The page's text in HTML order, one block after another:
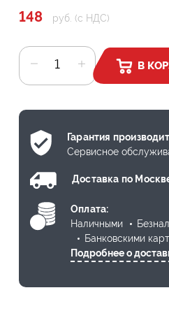
148 руб. (с НДС)
В
Гарантия
Сервисное
Доставка по
Оплата:
Наличными
Банковскими
Подробнее о